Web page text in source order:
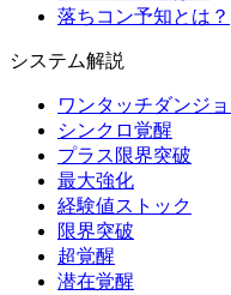
落ちコン予知とは？
システム解説
ワンタッチダンジ
シンクロ覚醒
プラス限界突破
最大強化
経験値ストック
限界突破
超覚醒
潜在覚醒